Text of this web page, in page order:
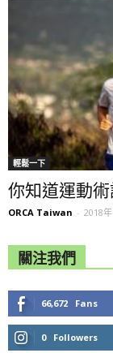
輕鬆一下
你知道運動術
ORCA Taiwan - 2018
關注我們
66,672 Fans
0 Followers